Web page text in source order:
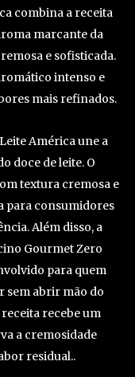
combina a receita
marcante da
e sofisticada.
intenso e
mais refinados.
América une a
doce de leite. O
textura cremosa e
para consumidores
Além disso, a
Gourmet Zero
para quem
sem abrir mão do
recebe um
a cremosidade
residual..